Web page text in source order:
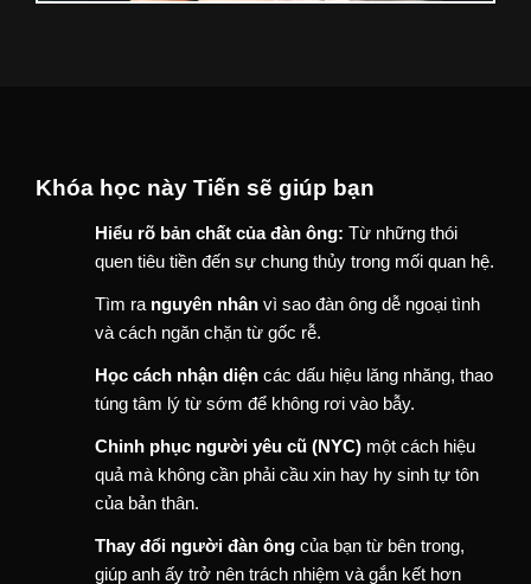
Khóa học này Tiến sẽ giúp bạn
Hiểu rõ bản chất của đàn ông: Từ những thói
quen tiêu tiền đến sự chung thủy trong mối quan hệ.
Tìm ra nguyên nhân vì sao đàn ông dễ ngoại tình
và cách ngăn chặn từ gốc rễ.
Học cách nhận diện các dấu hiệu lăng nhăng, thao
túng tâm lý từ sớm để không rơi vào bẫy.
Chinh phục người yêu cũ (NYC) một cách hiệu
quả mà không cần phải cầu xin hay hy sinh tự tôn
của bản thân.
Thay đổi người đàn ông của bạn từ bên trong,
giúp anh ấy trở nên trách nhiệm và gắn kết hơn